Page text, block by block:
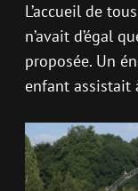
L’accueil de
n’avait d’égal
proposée. Un
enfant assistait